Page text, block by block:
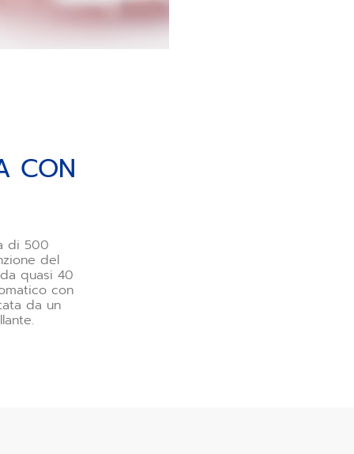
CON
di 500
del
quasi 40
con
da un